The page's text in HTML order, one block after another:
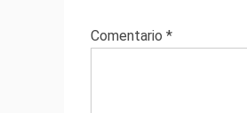
Comentario *